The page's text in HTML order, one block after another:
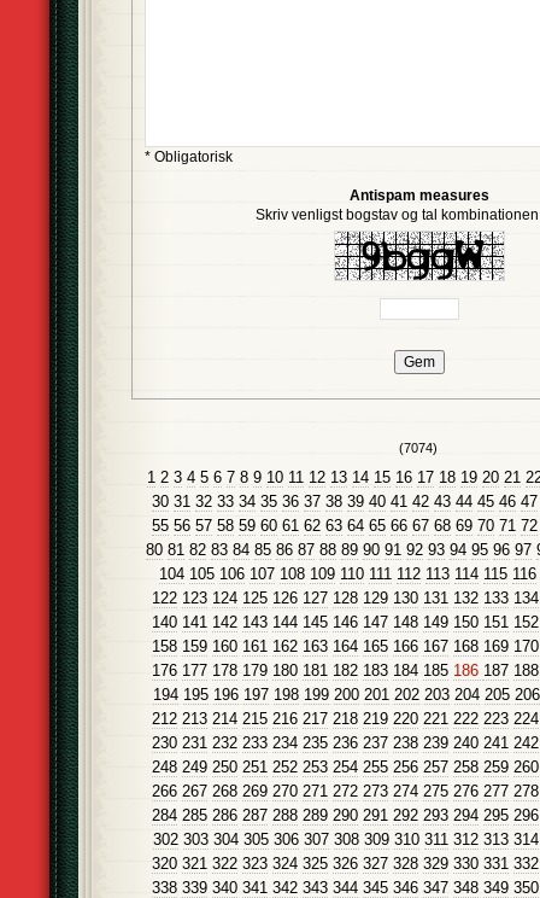
* Obligatorisk
Antispam measures
Skriv venligst bogstav og tal
(7074)
1 2 3 4 5 6 7 8 9 10 11 12 13 14 15 16 17 18 19 20 21
30 31 32 33 34 35 36 37 38 39 40 41 42 43 44 45 46 47
55 56 57 58 59 60 61 62 63 64 65 66 67 68 69 70 71 72
80 81 82 83 84 85 86 87 88 89 90 91 92 93 94 95 96 97
104 105 106 107 108 109 110 111 112 113 114 115 116
122 123 124 125 126 127 128 129 130 131 132 133 134
140 141 142 143 144 145 146 147 148 149 150 151 152
158 159 160 161 162 163 164 165 166 167 168 169 170
176 177 178 179 180 181 182 183 184 185 186 187 188
194 195 196 197 198 199 200 201 202 203 204 205 206
212 213 214 215 216 217 218 219 220 221 222 223 224
230 231 232 233 234 235 236 237 238 239 240 241 242
248 249 250 251 252 253 254 255 256 257 258 259 260
266 267 268 269 270 271 272 273 274 275 276 277 278
284 285 286 287 288 289 290 291 292 293 294 295 296
302 303 304 305 306 307 308 309 310 311 312 313 314
320 321 322 323 324 325 326 327 328 329 330 331 332
338 339 340 341 342 343 344 345 346 347 348 349 350